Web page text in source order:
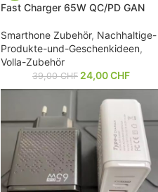
Fast Charger 65W QC/PD GAN
Smarthone Zubehör, Nachhaltige-
Produkte-und-Geschenkideen,
Volla-Zubehör
39,00CHF 24,00CHF